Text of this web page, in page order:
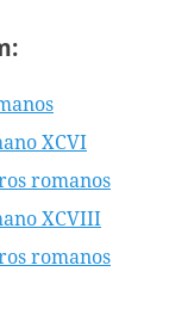
XCVI
romanos
XCVIII
romanos